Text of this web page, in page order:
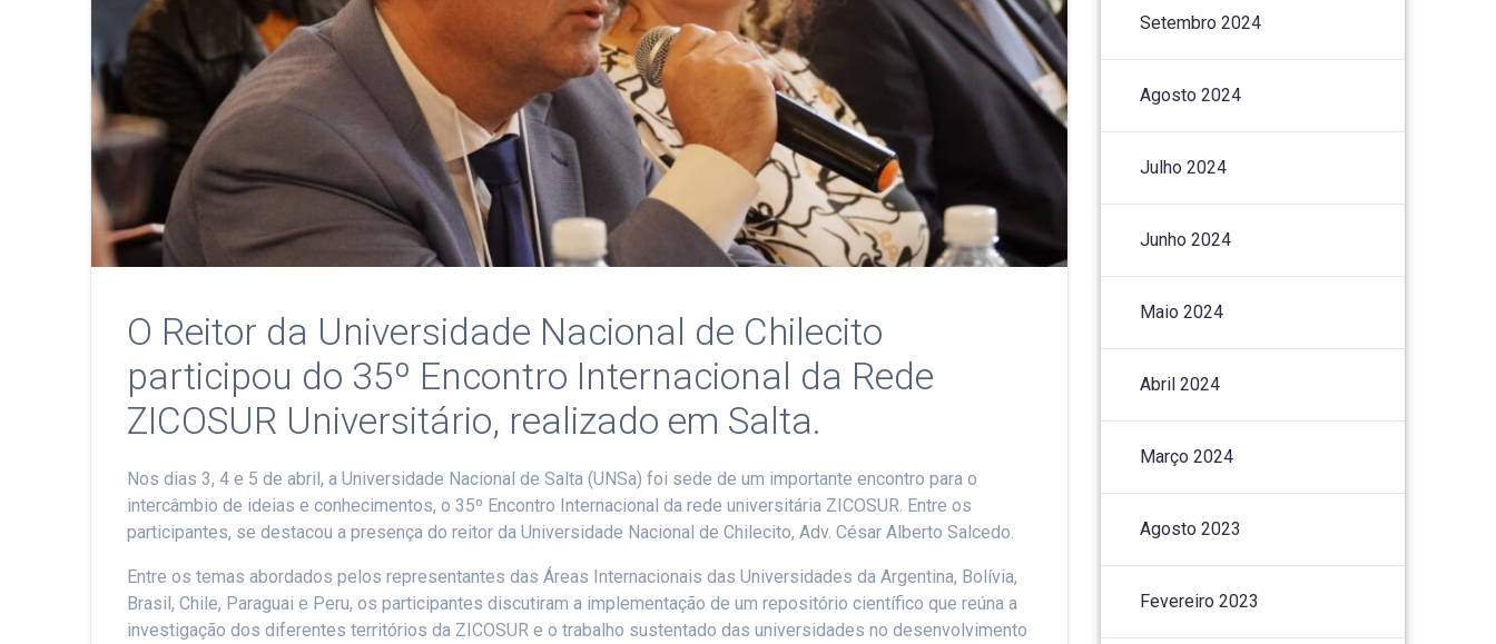
O Reitor da Universidade Nacional de Chilecito
participou do 35º Encontro Internacional da Rede
ZICOSUR Universitário, realizado em Salta.
Nos dias 3, 4 e 5 de abril, a Universidade Nacional de Salta (UNSa) foi sede de um importante encontro para o
intercâmbio de ideias e conhecimentos, o 35º Encontro Internacional da rede universitária ZICOSUR. Entre os
participantes, se destacou a presença do reitor da Universidade Nacional de Chilecito, Adv. César Alberto Salcedo.
Entre os temas abordados pelos representantes das Áreas Internacionais das Universidades da Argentina, Bolívia,
Brasil, Chile, Paraguai e Peru, os participantes discutiram a implementação de um repositório científico que reúna a
investigação dos diferentes territórios da ZICOSUR e o trabalho sustentado das universidades no desenvolvimento
Setembro 2024
Agosto 2024
Julho 2024
Junho 2024
Maio 2024
Abril 2024
Março 2024
Agosto 2023
Fevereiro 2023